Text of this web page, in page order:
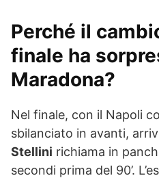
Perché il
finale ha
Maradona?
Nel finale, con il Napoli
sbilanciato in avanti,
Stellini richiama in
secondi prima del 90’.